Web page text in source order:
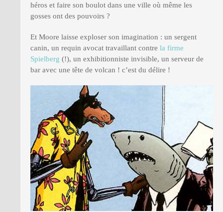
héros et faire son boulot dans une ville où même les
gosses ont des pouvoirs ?
Et Moore laisse exploser son imagination : un sergent
canin, un requin avocat travaillant contre la firme
Spielberg (!), un exhibitionniste invisible, un serveur de
bar avec une tête de volcan ! c’est du délire !